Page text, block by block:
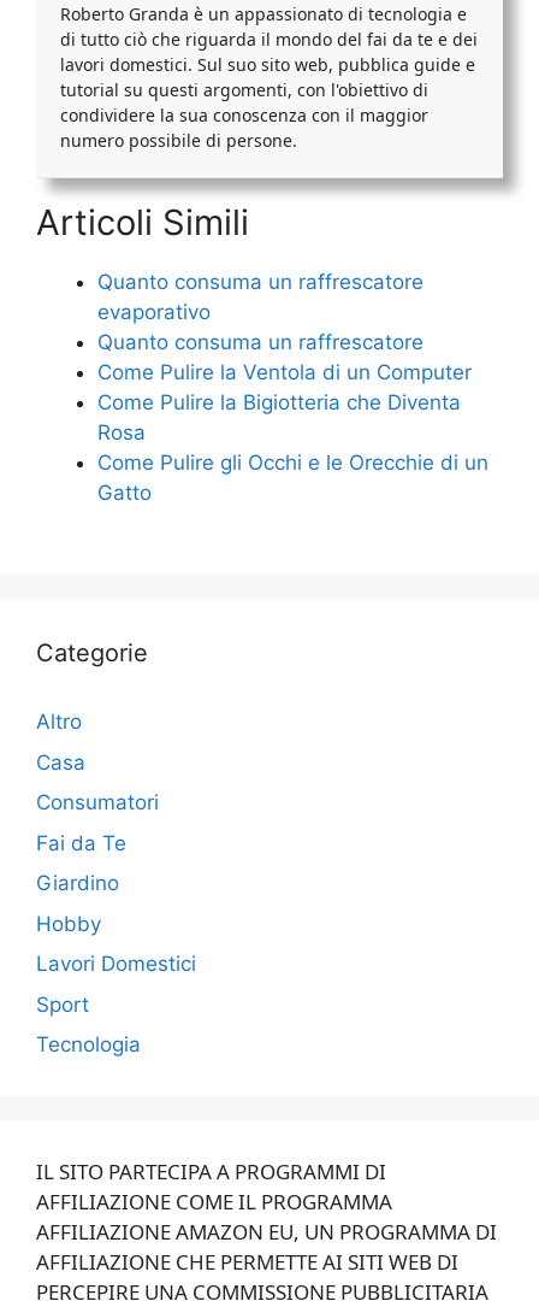
Roberto Granda è un appassionato di tecnologia e
di tutto ciò che riguarda il mondo del fai da te e dei
lavori domestici. Sul suo sito web, pubblica guide e
tutorial su questi argomenti, con l'obiettivo di
condividere la sua conoscenza con il maggior
numero possibile di persone.
Articoli Simili
Quanto consuma un raffrescatore
evaporativo
Quanto consuma un raffrescatore
Come Pulire la Ventola di un Computer
Come Pulire la Bigiotteria che Diventa
Rosa
Come Pulire gli Occhi e le Orecchie di un
Gatto
Categorie
Altro
Casa
Consumatori
Fai da Te
Giardino
Hobby
Lavori Domestici
Sport
Tecnologia
IL SITO PARTECIPA A PROGRAMMI DI
AFFILIAZIONE COME IL PROGRAMMA
AFFILIAZIONE AMAZON EU, UN PROGRAMMA DI
AFFILIAZIONE CHE PERMETTE AI SITI WEB DI
PERCEPIRE UNA COMMISSIONE PUBBLICITARIA